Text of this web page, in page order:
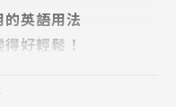
英語用法
好輕鬆！
錄生活中的各種場